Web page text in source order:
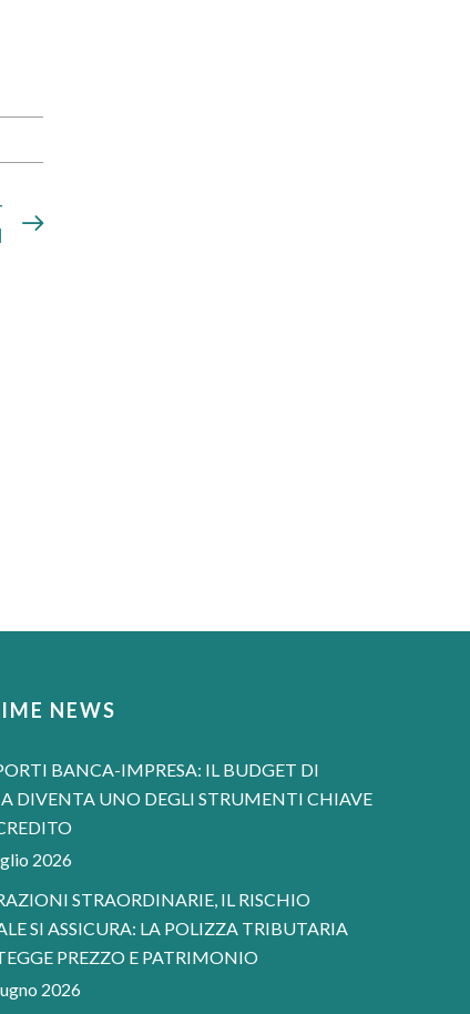
NEWS
BANCA-IMPRESA: IL BUDGET DI
DIVENTA UNO DEGLI STRUMENTI CHIAVE
2026
STRAORDINARIE, IL RISCHIO
SI ASSICURA: LA POLIZZA TRIBUTARIA
PREZZO E PATRIMONIO
2026